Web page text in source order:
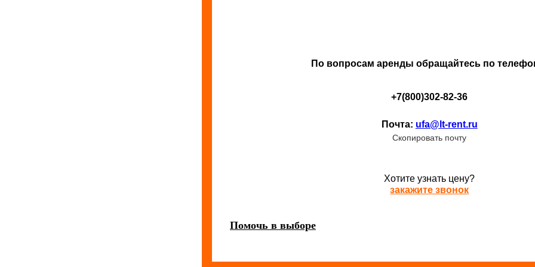
По вопросам аренды обращайтесь по
+7(800)302-82-36
Почта: ufa@lt-rent.ru
Скопировать почту
Хотите узнать цену?
закажите звонок
Помочь в выборе